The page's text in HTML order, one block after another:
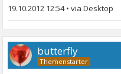
19.10.2012 12:54•
butterfly